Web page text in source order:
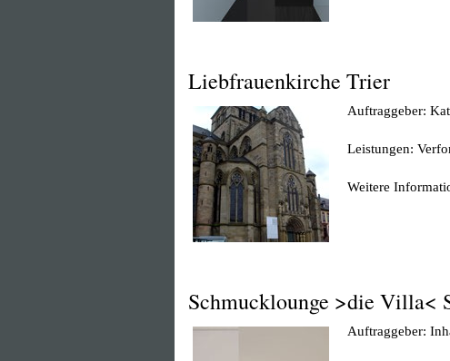
Liebfrauenkirche Trier
Auftraggeber:
Leistungen:
Weitere
Schmucklounge >die Villa<
Auftraggeber: